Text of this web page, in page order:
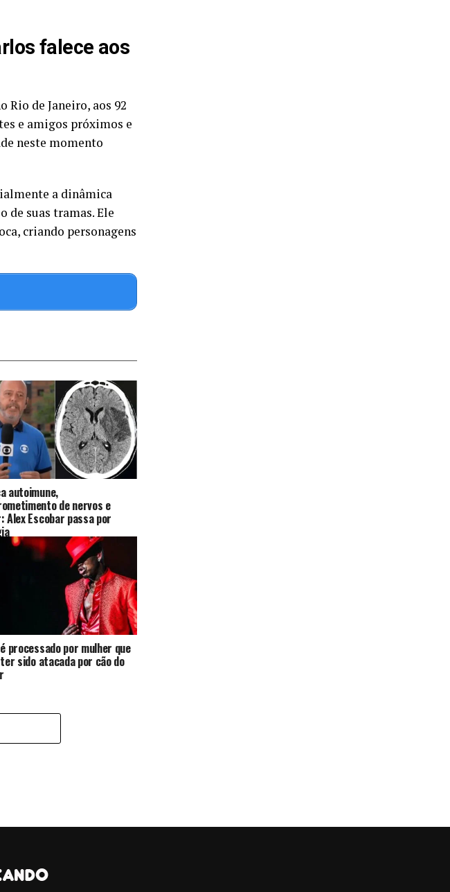
falece aos
Rio de Janeiro, aos 92
e amigos próximos e
neste momento
a dinâmica
de suas tramas. Ele
criando personagens
autoimune,
de nervos e
Alex Escobar passa por
é processado por mulher que
sido atacada por cão do